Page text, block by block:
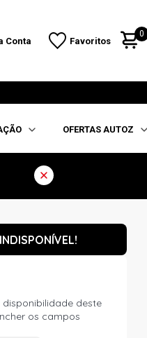
Conta Favoritos
0
OFERTAS AUTOZ
deste
os campos